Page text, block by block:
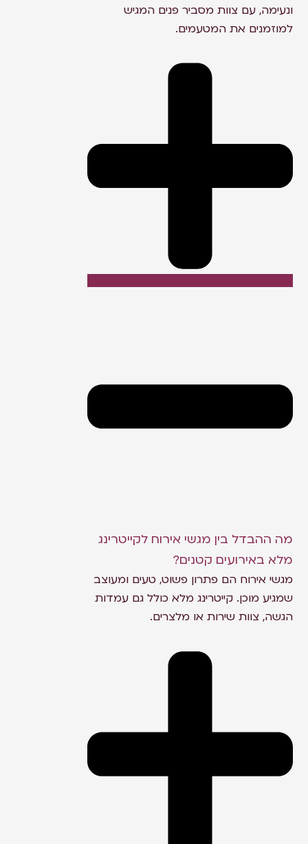
ונעימה, עם צוות מסביר פנים המגיש
למוזמנים את המטעמים.
מה ההבדל בין מגשי אירוח לקייטרינג
מלא באירועים קטנים?
מגשי אירוח הם פתרון פשוט, טעים ומעוצב
שמגיע מוכן. קייטרינג מלא כולל גם עמדות
הגשה, צוות שירות או מלצרים.